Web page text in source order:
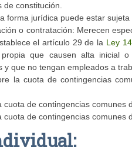
de constitución.
forma jurídica puede estar
o contratación: Merecen
el artículo 29 de la Ley
propia que causen alta inicial
y que no tengan empleados a
la cuota de contingencias
cuota de contingencias
cuota de contingencias